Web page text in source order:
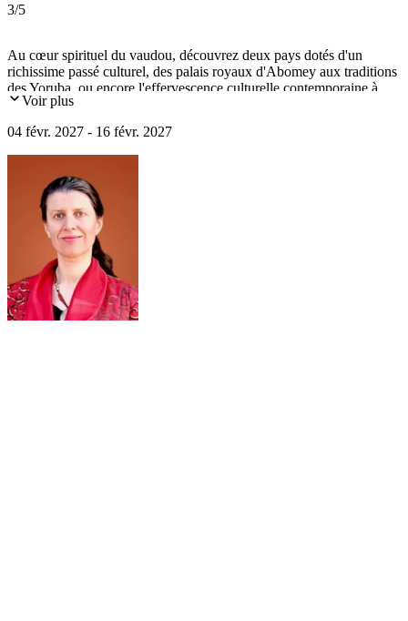
3/5
Au cœur spirituel du vaudou, découvrez deux pays dotés d'un
richissime passé culturel, des palais royaux d'Abomey aux traditions
des Yoruba, ou encore l'effervescence culturelle contemporaine à
Lomé et Cotonou.
Voir plus
04 févr. 2027 - 16 févr. 2027